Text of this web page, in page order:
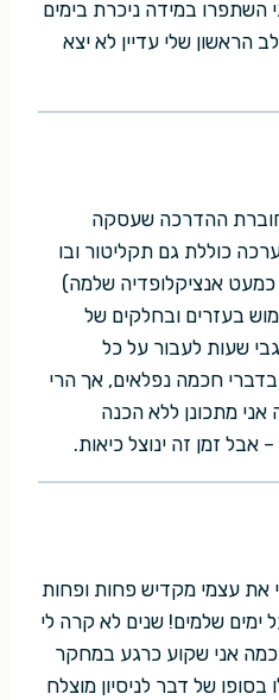
במידה ניכרת בימים
הראשון שלי עדיין לא יצא
ההדרכה שעסקה
כוללת גם תקליטור ובו
כמעט אנציקלופדיה שלמה)
בעזרים ובחלקים של
שעות לעבור על כל
חכמה נפלאים, אך הרי
מתכונן ללא הכנה
אבל זמן זה ינוצל כיאות.
עצמי מקדיש פחות ופחות
ימים שלמים! שנים לא קרה לי
אני שקוע כרגע במחקר
בסופו של דבר לניסיון מוצלח